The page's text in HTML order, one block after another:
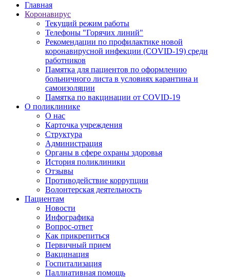
Главная
Коронавирус
Текущий режим работы
Телефоны "Горячих линий"
Рекомендации по профилактике новой
коронавирусной инфекции (COVID-19) среди
работников
Памятка для пациентов по оформлению
больничного листа в условиях карантина и
самоизоляции
Памятка по вакцинации от COVID-19
О поликлинике
О нас
Карточка учреждения
Структура
Администрация
Органы в сфере охраны здоровья
История поликлиники
Отзывы
Противодействие коррупции
Волонтерская деятельность
Пациентам
Новости
Инфографика
Вопрос-ответ
Как прикрепиться
Первичный прием
Вакцинация
Госпитализация
Паллиативная помощь